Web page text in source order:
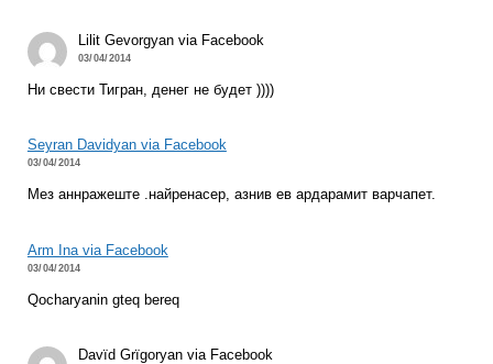
Lilit Gevorgyan via Facebook
03/04/2014
Ни свести Тигран, денег не будет ))))
Seyran Davidyan via Facebook
03/04/2014
Мез аннражеште .найренасер, азнив ев ардарамит варчапет.
Arm Ina via Facebook
03/04/2014
Qocharyanin gteq bereq
Davïd Grïgoryan via Facebook